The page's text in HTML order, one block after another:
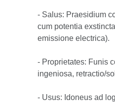
- Salus: Praesidium
cum potentia
emissione electrica).
- Proprietates: Funis
ingeniosa, retractio/
- Usus: Idoneus ad